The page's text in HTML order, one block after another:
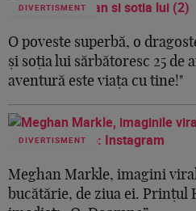
DIVERTISMENT
O poveste superbă, o
și soția lui sărbătoresc 25 de
aventură este viața cu tine!"
DIVERTISMENT
Meghan Markle, imagini
bucătărie, de ziua ei. Prințul